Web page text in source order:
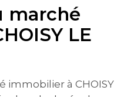
marché
LE
immobilier à CHOISY